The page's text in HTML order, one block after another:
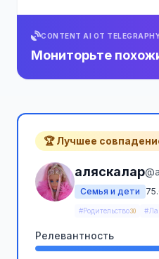
CONTENT AI ОТ
Мониторьте
🏆 Лучшее
аляскалар
Семья и дети
#Родительство30
Релевантность